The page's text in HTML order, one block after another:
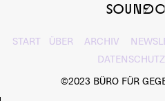
START ÜBER ARCHIV
DATENSCHUTZ
©2023 BÜRO FÜR